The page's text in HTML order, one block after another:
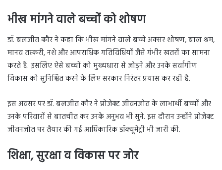
भीख मांगने वाले बच्चों को शोषण
डॉ. बलजीत कौर ने कहा कि भीख मांगने वाले बच्चे अक्सर शोषण, बाल श्रम,
मानव तस्करी, नशे और आपराधिक गतिविधियों जैसे गंभीर खतरों का सामना
करते हैं. इसलिए ऐसे बच्चों को मुख्यधारा से जोड़ने और उनके सर्वांगीण
विकास को सुनिश्चित करने के लिए सरकार निरंतर प्रयास कर रही है.
इस अवसर पर डॉ. बलजीत कौर ने प्रोजेक्ट जीवनजोत के लाभार्थी बच्चों और
उनके परिवारों से बातचीत कर उनके अनुभव भी सुने. इस दौरान उन्होंने प्रोजेक्ट
जीवनजोत पर तैयार की गई आधिकारिक डॉक्यूमेंट्री भी जारी की.
शिक्षा, सुरक्षा व विकास पर जोर